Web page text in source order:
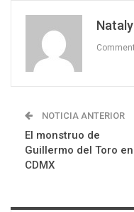
NOTICIA ANTERIOR
El monstruo de
Guillermo del Toro en
CDMX